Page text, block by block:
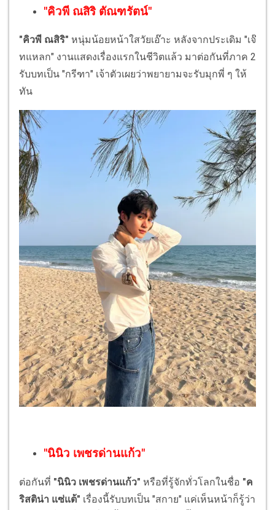
"คิวพี ณสิริ ตัณฑรัตน์"
"คิวพี ณสิริ" หนุ่มน้อยหน้าใสวัยเอ๊าะ หลังจากประเดิม "เจ๊
ทแหลก" งานแสดงเรื่องแรกในชีวิตแล้ว มาต่อกันที่ภาค 2
รับบทเป็น "กรีฑา" เจ้าตัวเผยว่าพยายามจะรับมุกพี่ ๆ ให้
ทัน
"นินิว เพชรด่านแก้ว"
ต่อกันที่ "นินิว เพชรด่านแก้ว" หรือที่รู้จักทั่วโลกในชื่อ "ค
ริสติน่า แซ่แต้" เรื่องนี้รับบทเป็น "สกาย" แค่เห็นหน้าก็รู้ว่า